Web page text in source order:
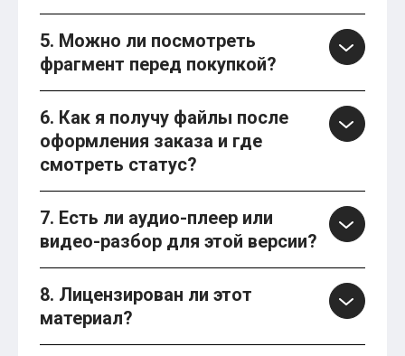
5. Можно ли посмотреть
фрагмент перед покупкой?
6. Как я получу файлы после
оформления заказа и где
смотреть статус?
7. Есть ли аудио-плеер или
видео-разбор для этой версии?
8. Лицензирован ли этот
материал?